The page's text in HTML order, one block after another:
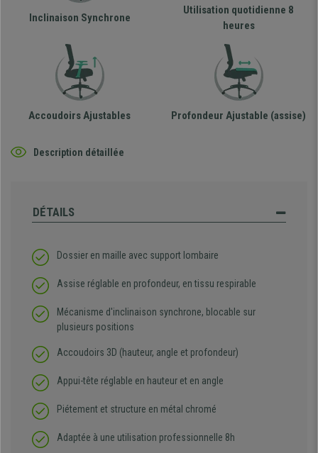
Inclinaison Synchrone
Utilisation quotidienne 8
heures
Accoudoirs Ajustables Profondeur Ajustable (assise)
Description détaillée
DÉTAILS
Dossier en maille avec support lombaire
Assise réglable en profondeur, en tissu respirable
Mécanisme d'inclinaison synchrone, blocable sur
plusieurs positions
Accoudoirs 3D (hauteur, angle et profondeur)
Appui-tête réglable en hauteur et en angle
Piétement et structure en métal chromé
Adaptée à une utilisation professionnelle 8h